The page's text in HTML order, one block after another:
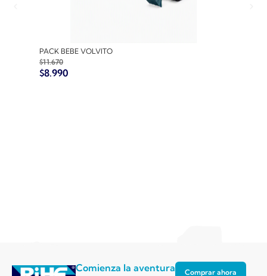
PACK BEBE VOLVITO
$11.670
$8.990
Comienza la aventura Comprar ahora